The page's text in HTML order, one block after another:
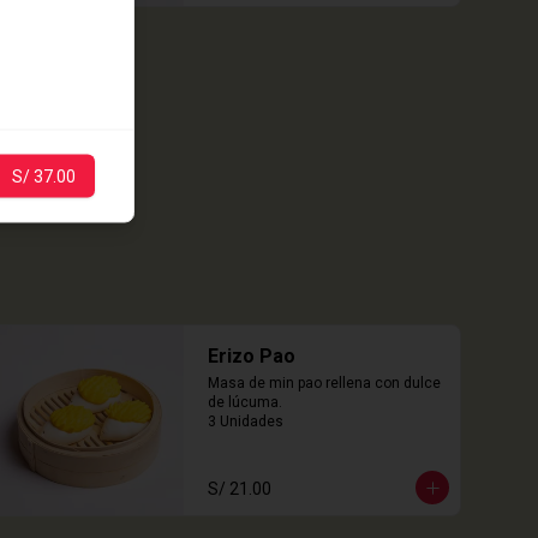
Erizo Pao
Masa de min pao rellena con dulce
de lúcuma.
3 Unidades
S/ 21.00
S/ 37.00